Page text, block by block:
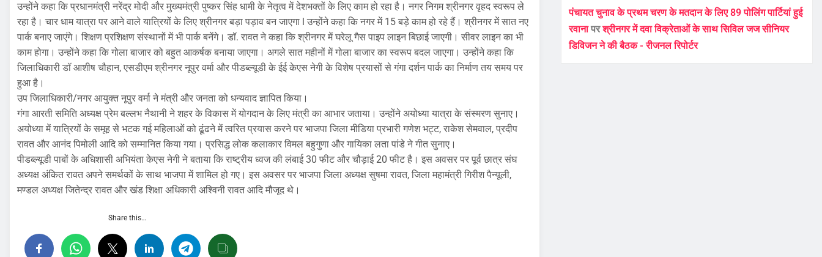
उन्होंने कहा कि प्रधानमंत्री नरेंद्र मोदी और मुख्यमंत्री पुष्कर सिंह धामी के नेतृत्व में देशभक्तों के लिए काम हो रहा है। नगर निगम श्रीनगर वृहद स्वरूप ले
रहा है। चार धाम यात्रा पर आने वाले यात्रियों के लिए श्रीनगर बड़ा पड़ाव बन जाएगा l उन्होंने कहा कि नगर में 15 बड़े काम हो रहे हैं। श्रीनगर में सात नए
पार्क बनाए जाएंगे। शिक्षण प्रशिक्षण संस्थानों में भी पार्क बनेंगे। डॉ. रावत ने कहा कि श्रीनगर में घरेलू गैस पाइप लाइन बिछाई जाएगी। सीवर लाइन का भी
काम होगा। उन्होंने कहा कि गोला बाजार को बहुत आकर्षक बनाया जाएगा। अगले सात महीनों में गोला बाजार का स्वरूप बदल जाएगा। उन्होंने कहा कि
जिलाधिकारी डॉ आशीष चौहान, एसडीएम श्रीनगर नूपुर वर्मा और पीडब्ल्यूडी के ईई केएस नेगी के विशेष प्रयासों से गंगा दर्शन पार्क का निर्माण तय समय पर
हुआ है।
उप जिलाधिकारी/नगर आयुक्त नूपुर वर्मा ने मंत्री और जनता को धन्यवाद ज्ञापित किया।
गंगा आरती समिति अध्यक्ष प्रेम बल्लभ नैथानी ने शहर के विकास में योगदान के लिए मंत्री का आभार जताया। उन्होंने अयोध्या यात्रा के संस्मरण सुनाए।
अयोध्या में यात्रियों के समूह से भटक गई महिलाओं को ढूंढने में त्वरित प्रयास करने पर भाजपा जिला मीडिया प्रभारी गणेश भट्ट, राकेश सेमवाल, प्रदीप
रावत और आनंद पिमोली आदि को सम्मानित किया गया। प्रसिद्ध लोक कलाकार विमल बहुगुणा और गायिका लता पांडे ने गीत सुनाए।
पीडब्ल्यूडी पाबों के अधिशासी अभियंता केएस नेगी ने बताया कि राष्ट्रीय ध्वज की लंबाई 30 फीट और चौड़ाई 20 फीट है। इस अवसर पर पूर्व छात्र संघ
अध्यक्ष अंकित रावत अपने समर्थकों के साथ भाजपा में शामिल हो गए। इस अवसर पर भाजपा जिला अध्यक्ष सुषमा रावत, जिला महामंत्री गिरीश पैन्यूली,
मण्डल अध्यक्ष जितेन्द्र रावत और खंड शिक्षा अधिकारी अश्विनी रावत आदि मौजूद थे।
Share this…
पंचायत चुनाव के प्रथम चरण के मतदान के लिए 89 पोलिंग पार्टियां हुई
रवानापरश्रीनगर में दवा विक्रेताओं के साथ सिविल जज सीनियर
डिविजन ने की बैठक - रीजनल रिपोर्टर